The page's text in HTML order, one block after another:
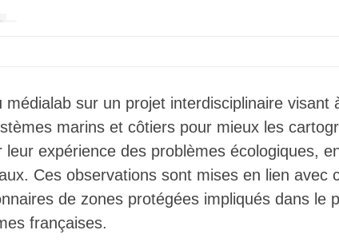
médialab sur un projet interdisciplinaire visant
marins et côtiers pour mieux les
expérience des problèmes écologiques,
Ces observations sont mises en lien avec
de zones protégées impliqués dans le
françaises.